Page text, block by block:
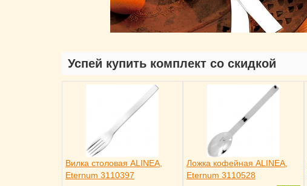
Успей купить комплект со скидкой
Вилка столовая ALINEA,
Eternum 3110397
Ложка кофейная ALINEA,
Eternum 3110528